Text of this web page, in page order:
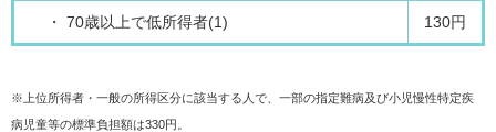
・ 70歳以上で低所得者(1) 130円
※上位所得者・一般の所得区分に該当する人で、一部の指定難病及び小児慢性特定疾
病児童等の標準負担額は330円。